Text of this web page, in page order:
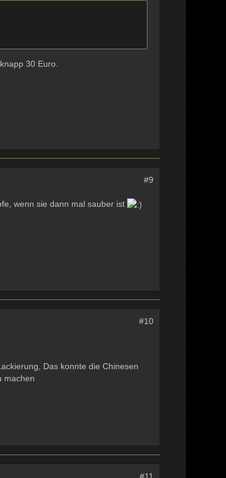
30 Euro.
#9
wenn sie dann mal sauber ist
#10
Das konnte die Chinesen
machen
#11